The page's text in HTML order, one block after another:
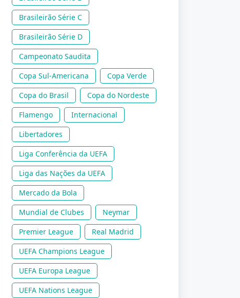
Brasileirão Série C
Brasileirão Série D
Campeonato Saudita
Copa Sul-Americana
Copa Verde
Copa do Brasil
Copa do Nordeste
Flamengo
Internacional
Libertadores
Liga Conferência da UEFA
Liga das Nações da UEFA
Mercado da Bola
Mundial de Clubes
Neymar
Premier League
Real Madrid
UEFA Champions League
UEFA Europa League
UEFA Nations League